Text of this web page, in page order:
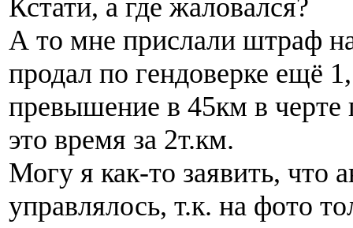
Кстати, а где жаловался?
А то мне прислали штраф
продал по гендоверке ещё
превышение в 45км в черте
это время за 2т.км.
Могу я как-то заявить, что
управлялось, т.к. на фото